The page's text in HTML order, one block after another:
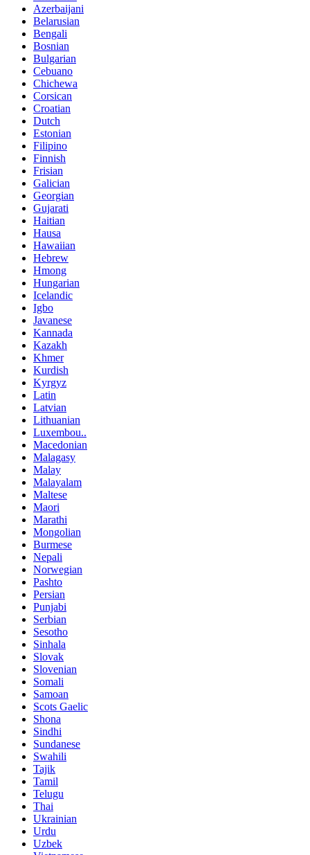
Azerbaijani
Belarusian
Bengali
Bosnian
Bulgarian
Cebuano
Chichewa
Corsican
Croatian
Dutch
Estonian
Filipino
Finnish
Frisian
Galician
Georgian
Gujarati
Haitian
Hausa
Hawaiian
Hebrew
Hmong
Hungarian
Icelandic
Igbo
Javanese
Kannada
Kazakh
Khmer
Kurdish
Kyrgyz
Latin
Latvian
Lithuanian
Luxembou..
Macedonian
Malagasy
Malay
Malayalam
Maltese
Maori
Marathi
Mongolian
Burmese
Nepali
Norwegian
Pashto
Persian
Punjabi
Serbian
Sesotho
Sinhala
Slovak
Slovenian
Somali
Samoan
Scots Gaelic
Shona
Sindhi
Sundanese
Swahili
Tajik
Tamil
Telugu
Thai
Ukrainian
Urdu
Uzbek